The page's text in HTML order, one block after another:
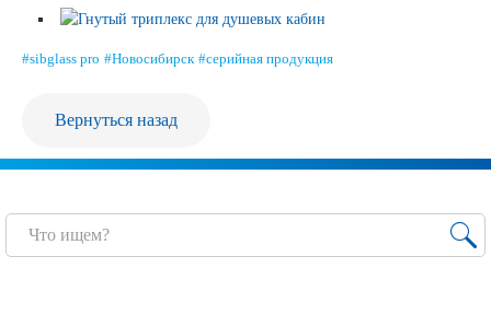
Комплектующие для переработки стекла
#sibglass pro #Новосибирск #серийная продукция
Вернуться назад